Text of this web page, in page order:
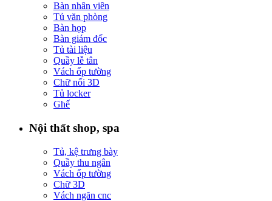
Bàn nhân viên
Tủ văn phòng
Bàn họp
Bàn giám đốc
Tủ tài liệu
Quầy lễ tân
Vách ốp tường
Chữ nổi 3D
Tủ locker
Ghế
Nội thất shop, spa
Tủ, kệ trưng bày
Quầy thu ngân
Vách ốp tường
Chữ 3D
Vách ngăn cnc